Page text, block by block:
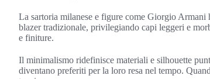
La sartoria milanese e figure come Giorgio
blazer tradizionale, privilegiando capi leggeri e
e finiture.
Il minimalismo ridefinisce materiali e silhouette
diventano preferiti per la loro resa nel tempo.